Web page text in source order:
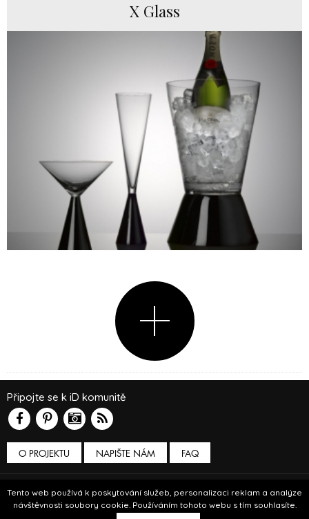
Tento web používá k poskytování služeb, personalizaci reklam a analýze
návštěvnosti soubory cookie. Používáním tohoto webu s tím souhlasíte.
X Glass
O PROJEKTU NAPIŠTE NÁM
Připojte se k iD komunitě
FAQ
Podmínky používání
© Insidecor 2013-2019.